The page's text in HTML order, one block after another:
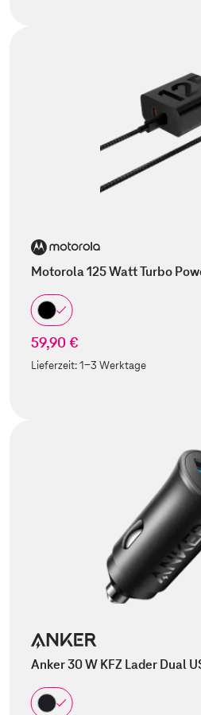
Motorola 125 Watt Turbo
59,90 €
Lieferzeit:1-3 Werktage
Anker 30 W KFZ Lader Dual